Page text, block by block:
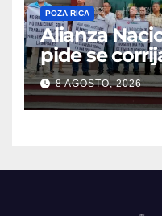
POZA RICA
Alianza
pide se
8 AGOSTO, 2026